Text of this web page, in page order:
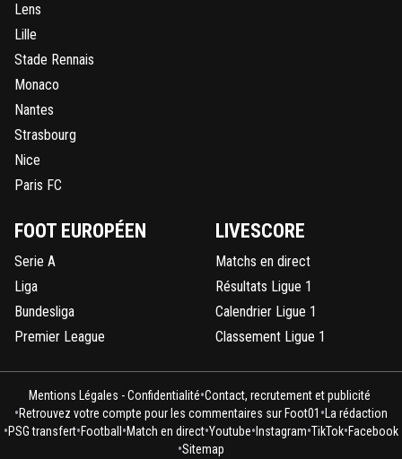
Lens
Lille
Stade Rennais
Monaco
Nantes
Strasbourg
Nice
Paris FC
FOOT EUROPÉEN
Serie A
Liga
Bundesliga
Premier League
LIVESCORE
Matchs en direct
Résultats Ligue 1
Calendrier Ligue 1
Classement Ligue 1
Mentions Légales - Confidentialité•Contact, recrutement et publicité
•Retrouvez votre compte pour les commentaires sur Foot01 • La rédaction
•PSG transfert•Football •Match en direct•Youtube• Instagram•TikTok•Facebook
•Sitemap